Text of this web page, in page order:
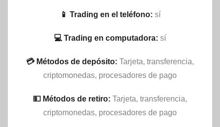
📱 Trading en el teléfono: sí
💻 Trading en computadora: sí
💳 Métodos de depósito: Tarjeta, transferencia,
criptomonedas, procesadores de pago
💵​ Métodos de retiro: Tarjeta, transferencia,
criptomonedas, procesadores de pago